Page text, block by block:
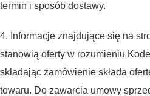
termin i sposób dostawy.
4. Informacje znajdujące się na
stanowią oferty w rozumieniu
składając zamówienie składa
towaru. Do zawarcia umowy